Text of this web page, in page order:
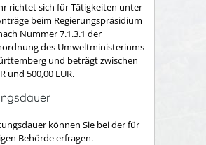
richtet sich für Tätigkeiten unter
beim Regierungspräsidium
Nummer 7.1.3.1 der
des Umweltministeriums
und beträgt zwischen
und 500,00 EUR.
können Sie bei der für
Behörde erfragen.